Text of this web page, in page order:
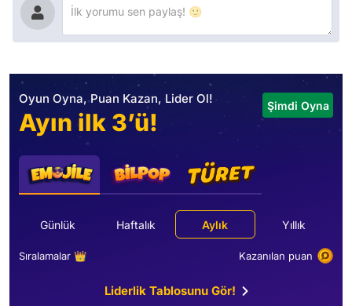
Oyun Oyna, Puan Kazan, Lider Ol!
Ayın ilk 3’ü!
Şimdi Oyna
Günlük Haftalık Aylık Yıllık
Sıralamalar 👑 Kazanılan puan
Liderlik Tablosunu Gör!